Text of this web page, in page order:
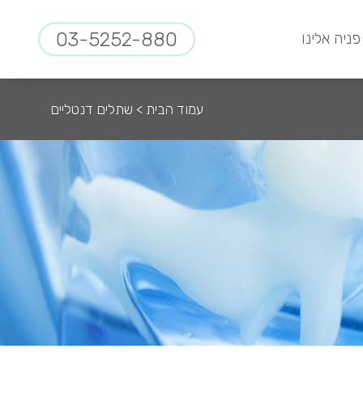
פניה אלינו 03-5252-880
עמוד הבית > שתלים דנטליים